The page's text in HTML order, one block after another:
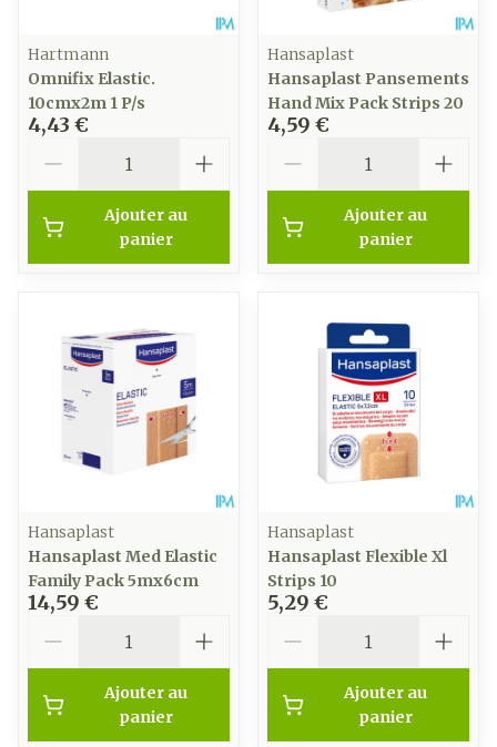
Hartmann
Omnifix Elastic.
10cmx2m 1 P/s
4,43 €
Ajouter au
panier
Hansaplast
Hansaplast Pansements
Hand Mix Pack Strips 20
4,59 €
Ajouter au
panier
Hansaplast
Hansaplast Med Elastic
Family Pack 5mx6cm
14,59 €
Ajouter au
panier
Hansaplast
Hansaplast Flexible Xl
Strips 10
5,29 €
Ajouter au
panier